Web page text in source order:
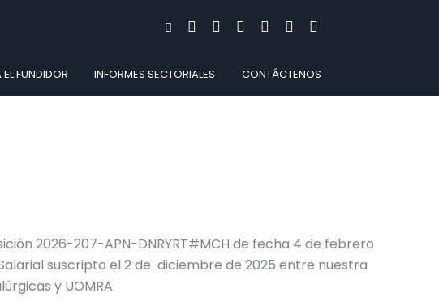
FUNDIDOR INFORMES SECTORIALES CONTÁCTENOS
2026-207-APN-DNRYRT#MCH de fecha 4 de febrero
suscripto el 2 de diciembre de 2025 entre nuestra
y UOMRA.